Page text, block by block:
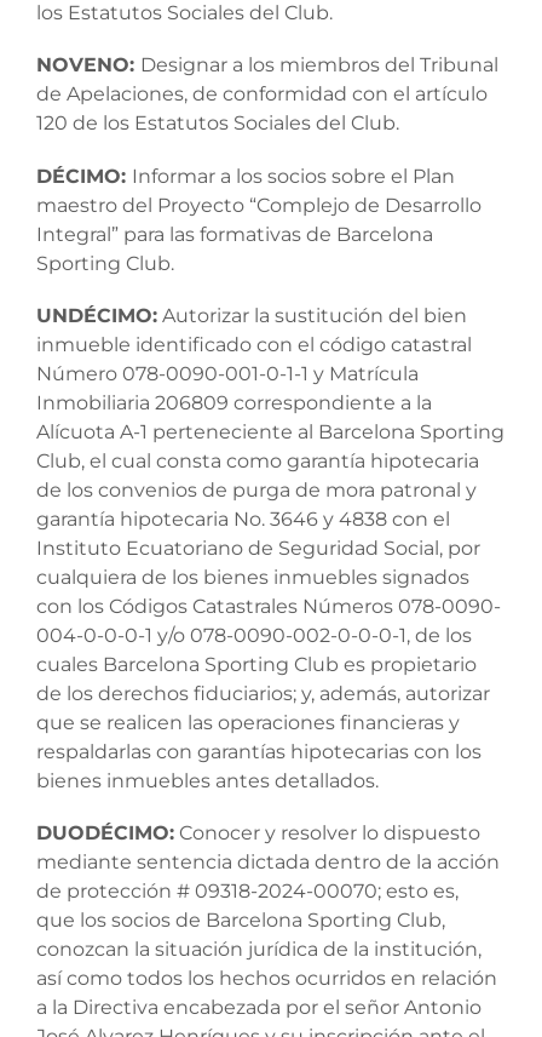
los Estatutos Sociales del Club.
NOVENO: Designar a los miembros del Tribunal
de Apelaciones, de conformidad con el artículo
120 de los Estatutos Sociales del Club.
DÉCIMO: Informar a los socios sobre el Plan
maestro del Proyecto “Complejo de Desarrollo
Integral” para las formativas de Barcelona
Sporting Club.
UNDÉCIMO: Autorizar la sustitución del bien
inmueble identificado con el código catastral
Número 078-0090-001-0-1-1 y Matrícula
Inmobiliaria 206809 correspondiente a la
Alícuota A-1 perteneciente al Barcelona Sporting
Club, el cual consta como garantía hipotecaria
de los convenios de purga de mora patronal y
garantía hipotecaria No. 3646 y 4838 con el
Instituto Ecuatoriano de Seguridad Social, por
cualquiera de los bienes inmuebles signados
con los Códigos Catastrales Números 078-0090-
004-0-0-0-1 y/o 078-0090-002-0-0-0-1, de los
cuales Barcelona Sporting Club es propietario
de los derechos fiduciarios; y, además, autorizar
que se realicen las operaciones financieras y
respaldarlas con garantías hipotecarias con los
bienes inmuebles antes detallados.
DUODÉCIMO: Conocer y resolver lo dispuesto
mediante sentencia dictada dentro de la acción
de protección # 09318-2024-00070; esto es,
que los socios de Barcelona Sporting Club,
conozcan la situación jurídica de la institución,
así como todos los hechos ocurridos en relación
a la Directiva encabezada por el señor Antonio